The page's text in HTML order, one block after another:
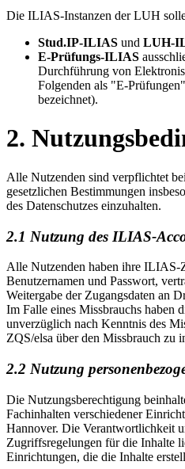
Die ILIAS-Instanzen der LUH
Stud.IP-ILIAS und LUH-
E-Prüfungs-ILIAS
Durchführung von
Folgenden als "E-
bezeichnet).
2.
Alle Nutzenden sind verpflichtet
gesetzlichen Bestimmungen
des Datenschutzes einzuhalten.
2.1 Nutzung des ILIAS-
Alle Nutzenden haben ihre ILIAS-
Benutzernamen und Passwort,
Weitergabe der Zugangsdaten an
Im Falle eines Missbrauchs haben
unverzüglich nach Kenntnis des
ZQS/elsa über den Missbrauch zu
2.2 Nutzung
Die Nutzungsberechtigung
Fachinhalten verschiedener
Hannover. Die Verantwortlichkeit
Zugriffsregelungen für die Inhalte
Einrichtungen, die die Inhalte